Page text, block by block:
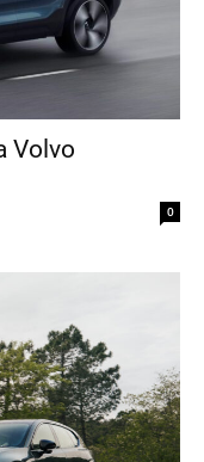
Volvo
0